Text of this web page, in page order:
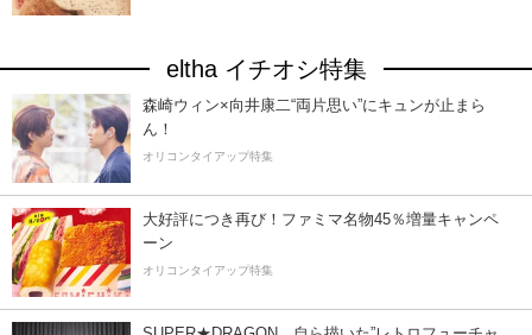
eltha イチオシ特集
森崎ウィン×向井康二“両片思い”にキュンが止まら
ん！
オリコンタイアップ特集
大好評につき再び！ファミマ名物45％増量キャンペ
ーン
オリコンタイアップ特集